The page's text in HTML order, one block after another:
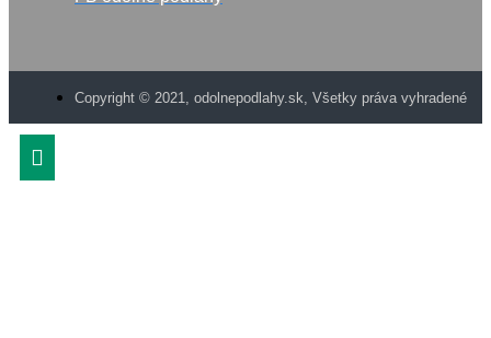
Copyright © 2021, odolnepodlahy.sk, Všetky práva vyhradené